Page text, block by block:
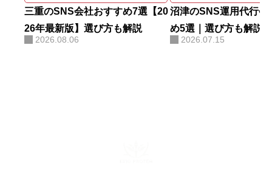
ップで回しながら、そこにAIを掛
け合わせて成果を伸ばす実装力に
ある。AIコンサルティング・AI研
三重のSNS会社おすすめ7選【20
26年最新版】選び方も解説
2026.08.06
沼津のSNS運用代行会
め5選｜選び方も解説
2026.07.15